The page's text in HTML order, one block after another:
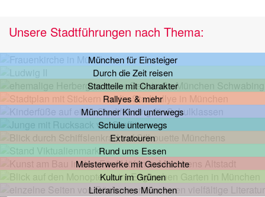
Unsere Stadtführungen nach Thema:
München für Einsteiger
Durch die Zeit reisen
Stadtteile mit Charakter
Rallyes & mehr
Münchner Kindl unterwegs
Schule unterwegs
Extratouren
Rund ums Essen
Meisterwerke mit Geschichte
Kultur im Grünen
Literarisches München